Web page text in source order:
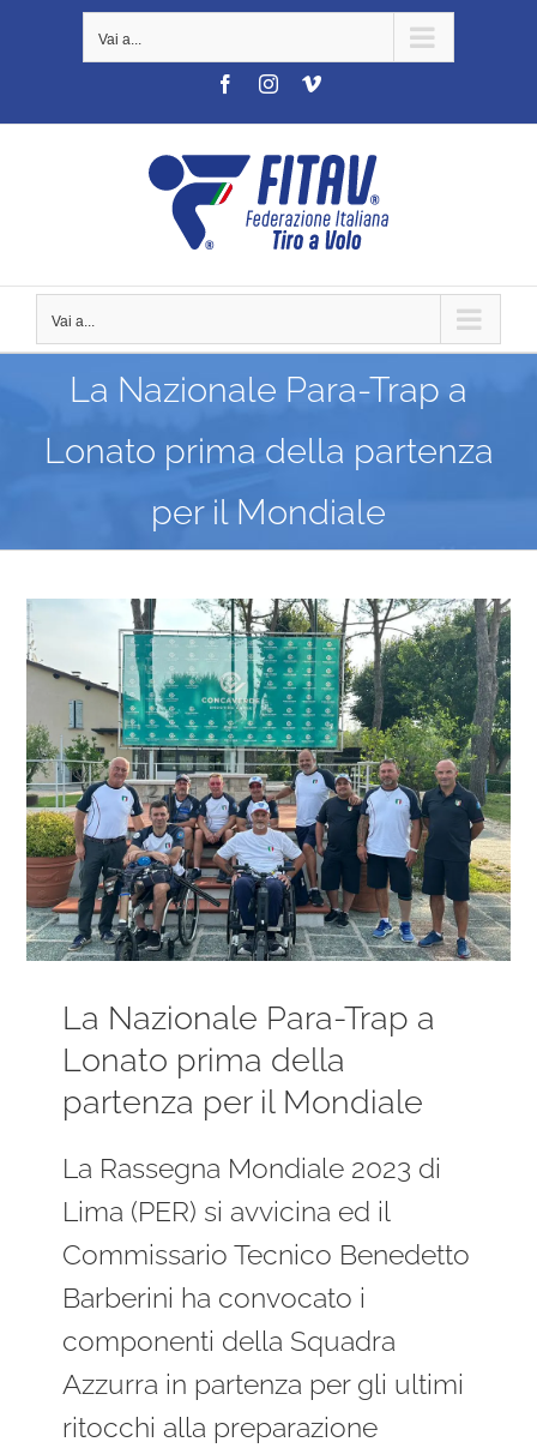
Vai a...
FacebookInstagramVimeo
Vai a...
La Nazionale Para-Trap a
Lonato prima della partenza
per il Mondiale
Ingrandisci
immagine
La Nazionale Para-Trap a
Lonato prima della
partenza per il Mondiale
La Rassegna Mondiale 2023 di
Lima (PER) si avvicina ed il
Commissario Tecnico Benedetto
Barberini ha convocato i
componenti della Squadra
Azzurra in partenza per gli ultimi
ritocchi alla preparazione